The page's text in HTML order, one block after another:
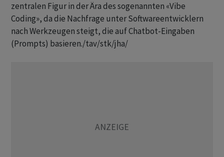
zentralen Figur in der Ära des sogenannten «Vibe
Coding», da die Nachfrage unter Softwareentwicklern
nach Werkzeugen steigt, die auf Chatbot-Eingaben
(Prompts) basieren./tav/stk/jha/